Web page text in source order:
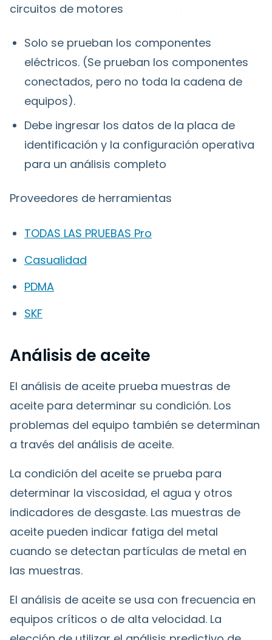
circuitos de motores
Solo se prueban los componentes
eléctricos. (Se prueban los componentes
conectados, pero no toda la cadena de
equipos).
Debe ingresar los datos de la placa de
identificación y la configuración operativa
para un análisis completo
Proveedores de herramientas
TODAS LAS PRUEBAS Pro
Casualidad
PDMA
SKF
Análisis de aceite
El análisis de aceite prueba muestras de
aceite para determinar su condición. Los
problemas del equipo también se determinan
a través del análisis de aceite.
La condición del aceite se prueba para
determinar la viscosidad, el agua y otros
indicadores de desgaste. Las muestras de
aceite pueden indicar fatiga del metal
cuando se detectan partículas de metal en
las muestras.
El análisis de aceite se usa con frecuencia en
equipos críticos o de alta velocidad. La